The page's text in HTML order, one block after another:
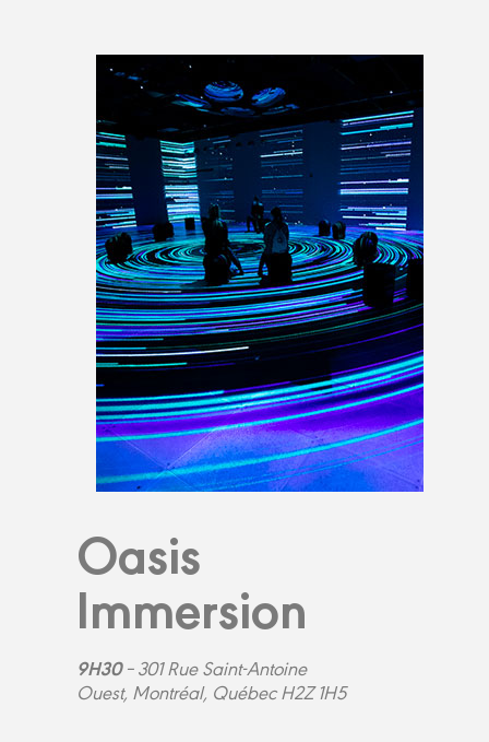
Oasis
Immersion
9H30– 301 Rue Saint-Antoine
Ouest, Montréal, Québec H2Z 1H5